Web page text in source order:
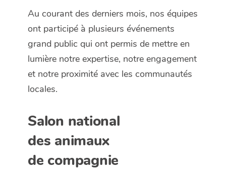
Au courant des derniers mois, nos équipes
ont participé à plusieurs événements
grand public qui ont permis de mettre en
lumière notre expertise, notre engagement
et notre proximité avec les communautés
locales.
Salon national
des animaux
de compagnie